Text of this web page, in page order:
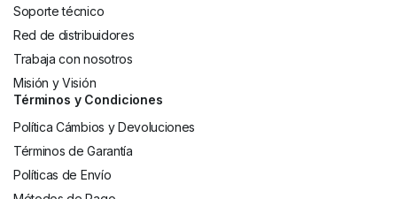
Soporte técnico
Red de distribuidores
Trabaja con nosotros
Misión y Visión
Términos y Condiciones
Política Cámbios y Devoluciones
Términos de Garantía
Políticas de Envío